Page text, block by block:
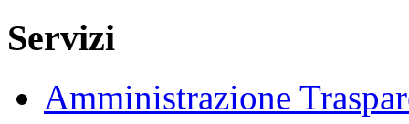
Servizi
Amministrazione